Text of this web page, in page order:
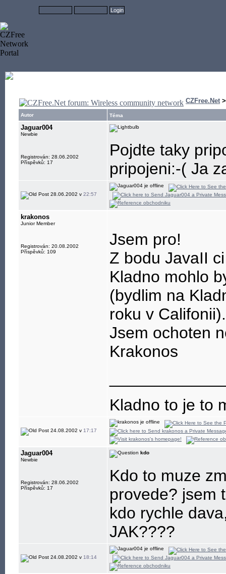
CZFree.Net
Autor Téma
Jaguar004
Newbie
Registrován: 28.06.2002
Příspěvků: 17
Pojdte taky
pripojeni:-( Ja
28.06.2002 v 22:57
krakonos
Junior Member
Registrován: 20.08.2002
Příspěvků: 109
Jsem pro!
Z bodu JavaII
Kladno mohlo
(bydlim na
roku v Califonii).
Jsem ochoten
Krakonos
Kladno to je to
24.08.2002 v 17:17
Jaguar004
Newbie
Registrován: 28.06.2002
Příspěvků: 17
kdo
Kdo to muze
provede? jsem
kdo rychle
JAK????
24.08.2002 v 18:14